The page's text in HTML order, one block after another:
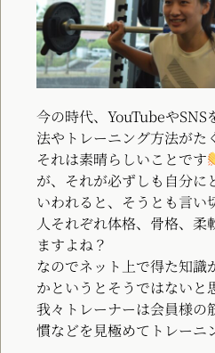
今の時代、YouTubeやSNS
法やトレーニング方法がた
それは素晴らしいことです
が、それが必ずしも自分に
いわれると、そうとも言い
人それぞれ体格、骨格、柔
ますよね？
なのでネット上で得た知識
かというとそうではないと
我々トレーナーは会員様の
慣などを見極めてトレーニ